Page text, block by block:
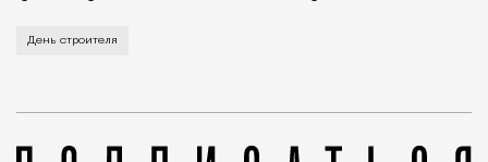
В этом году профессиональный праздник День
День строителя